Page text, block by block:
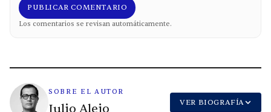
PUBLICAR COMENTARIO
Los comentarios se revisan automáticamente.
SOBRE EL AUTOR
Julio Alejo VER BIOGRAFÍA